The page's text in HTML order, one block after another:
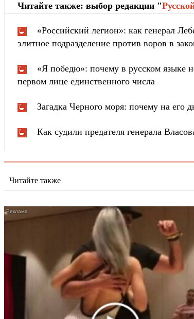
Читайте также: выбор редакции "
«Российский легион»: как генерал
элитное подразделение против воров в
«Я победю»: почему в русском языке
первом лице единственного числа
Загадка Черного моря: почему на его
Как судили предателя генерала
Читайте также